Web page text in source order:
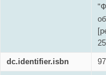
dc.identifier.isbn